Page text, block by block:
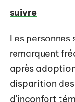
suivre
Les personnes
remarquent
après adoption
disparition
d’inconfort